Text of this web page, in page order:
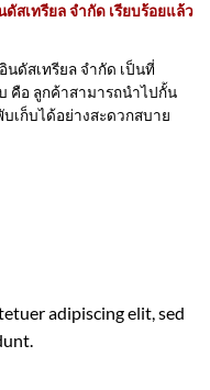
สเทรียล จำกัด เรียบร้อยแล้ว
นดัสเทรียล จำกัด เป็นที่
คือ ลูกค้าสามารถนำไปกั้น
เก็บได้อย่างสะดวกสบาย
adipiscing elit, sed